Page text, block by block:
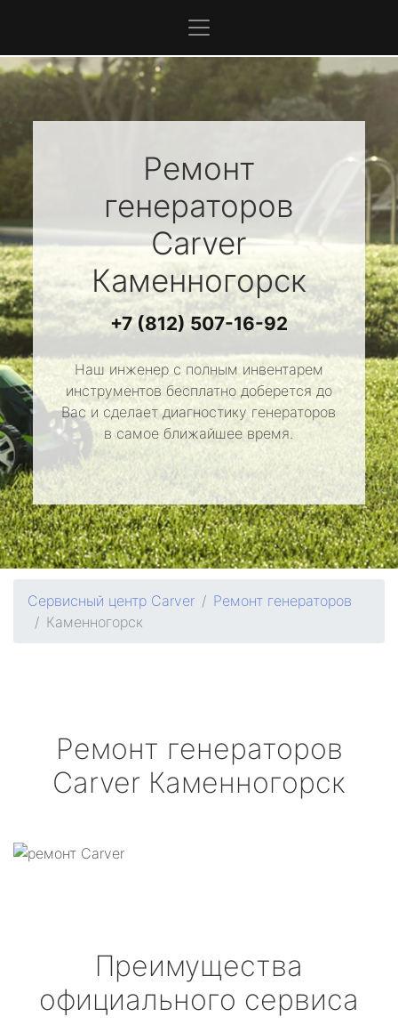
Ремонт
генераторов
Carver
Каменногорск
+7 (812) 507-16-92
Наш инженер с полным инвентарем
инструментов бесплатно доберется до
Вас и сделает диагностику генераторов
в самое ближайшее время.
Сервисный центр Carver
Ремонт генераторов
Каменногорск
Ремонт генераторов
Carver Каменногорск
Преимущества
официального сервиса